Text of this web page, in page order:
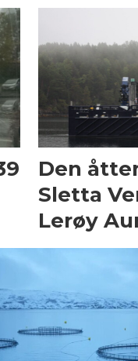
Den
Sletta
Lerøy